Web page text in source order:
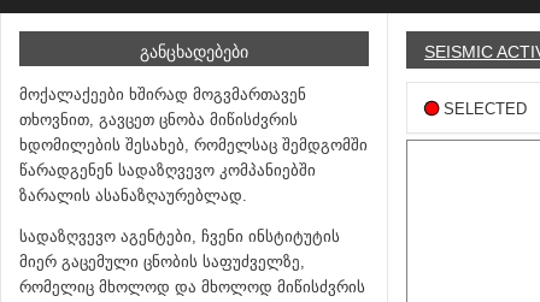
ᲒᲐᲜᲪᲮᲐᲓᲔᲑᲔᲑᲘ
მოქალაქეები ხშირად მოგვმართავენ
თხოვნით, გავცეთ ცნობა მიწისძვრის
ხდომილების შესახებ, რომელსაც შემდგომში
წარადგენენ სადაზღვევო კომპანიებში
ზარალის ასანაზღაურებლად.
სადაზღვევო აგენტები, ჩვენი ინსტიტუტის
მიერ გაცემული ცნობის საფუძველზე,
რომელიც მხოლოდ და მხოლოდ მიწისძვრის
SEISMIC
SELECTED